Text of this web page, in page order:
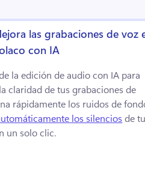
las grabaciones de voz
con IA
la edición de audio con IA para
claridad de tus grabaciones de
rápidamente los ruidos de
los silencios de tu
un solo clic.